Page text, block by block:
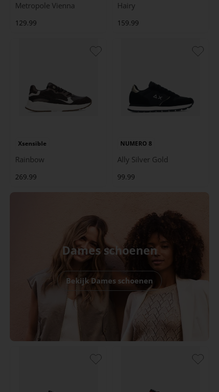
Metropole Vienna
129.99
Hairy
159.99
Xsensible
Rainbow
269.99
NUMERO 8
Ally Silver Gold
99.99
Dames schoenen
Bekijk Dames schoenen